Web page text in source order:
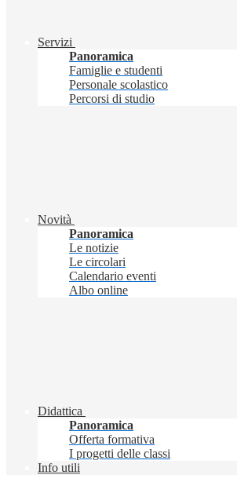
Servizi
Panoramica
Famiglie e studenti
Personale scolastico
Percorsi di studio
Novità
Panoramica
Le notizie
Le circolari
Calendario eventi
Albo online
Didattica
Panoramica
Offerta formativa
I progetti delle classi
Info utili